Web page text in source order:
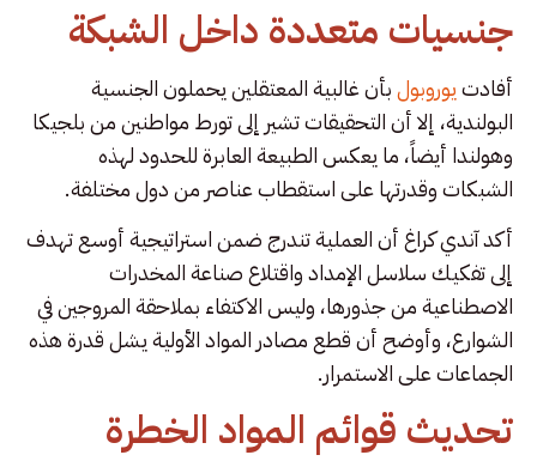
جنسيات متعددة داخل الشبكة
أفادتيوروبولبأن غالبية المعتقلين يحملون الجنسية
البولندية، إلا أن التحقيقات تشير إلى تورط مواطنين من بلجيكا
وهولندا أيضاً، ما يعكس الطبيعة العابرة للحدود لهذه
الشبكات وقدرتها على استقطاب عناصر من دول مختلفة.
أكد آندي كراغ أن العملية تندرج ضمن استراتيجية أوسع تهدف
إلى تفكيك سلاسل الإمداد واقتلاع صناعة المخدرات
الاصطناعية من جذورها، وليس الاكتفاء بملاحقة المروجين في
الشوارع، وأوضح أن قطع مصادر المواد الأولية يشل قدرة هذه
الجماعات على الاستمرار.
تحديث قوائم المواد الخطرة